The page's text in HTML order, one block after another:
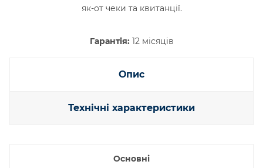
як-от чеки та квитанції.
Гарантія:12 місяців
Опис
Технічні характеристики
Основні